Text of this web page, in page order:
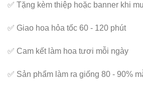
✅ Tặng kèm thiệp hoặc banner khi
✅ Giao hoa hỏa tốc 60 - 120 phút
✅ Cam kết làm hoa tươi mỗi ngày
✅ Sản phẩm làm ra giống 80 - 90%